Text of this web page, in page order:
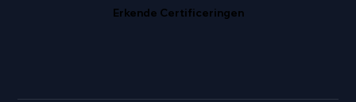
Erkende Certificeringen